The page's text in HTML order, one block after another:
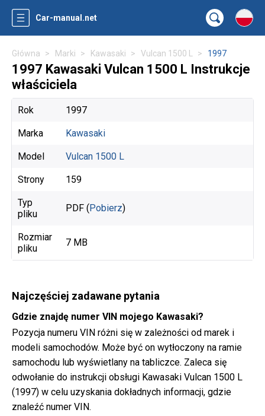
Car-manual.net
Główna Marki Kawasaki Vulcan 1500 L 1997
1997 Kawasaki Vulcan 1500 L Instrukcje
właściciela
Rok 1997
Marka Kawasaki
Model Vulcan 1500 L
Strony 159
Typ
pliku
PDF (Pobierz)
Rozmiar
pliku
7 MB
Najczęściej zadawane pytania
Gdzie znajdę numer VIN mojego Kawasaki?
Pozycja numeru VIN różni się w zależności od marek i
modeli samochodów. Może być on wytłoczony na ramie
samochodu lub wyświetlany na tabliczce. Zaleca się
odwołanie do instrukcji obsługi Kawasaki Vulcan 1500 L
(1997) w celu uzyskania dokładnych informacji, gdzie
znaleźć numer VIN.